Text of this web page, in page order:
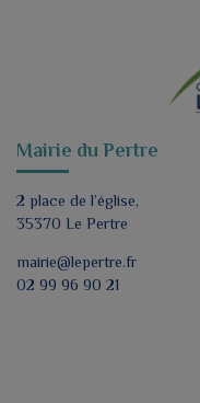
Mairie du Pertre
2 place de l’église,
35370 Le Pertre
mairie@lepertre.fr
02 99 96 90 21